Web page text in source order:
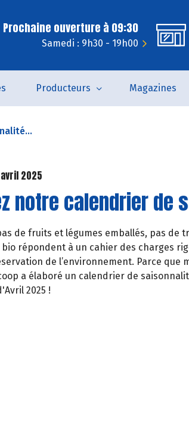
Prochaine ouverture à 09:30
Samedi : 9h30 - 19h00
Producteurs Magazines
2025
notre calendrier de
de fruits et légumes emballés, pas
répondent à un cahier des charges
de l’environnement. Parce
a élaboré un calendrier de
2025 !